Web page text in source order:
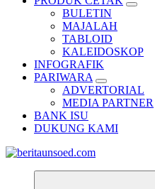
BULETIN
MAJALAH
TABLOID
KALEIDOSKOP
INFOGRAFIK
PARIWARA
ADVERTORIAL
MEDIA PARTNER
BANK ISU
DUKUNG KAMI
Pemandu Wawasan Almamater